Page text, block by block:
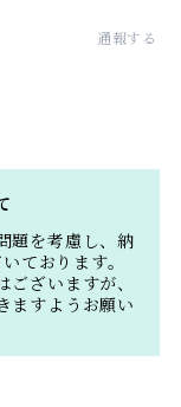
通報する
題を考慮し、納
ております。
ざいますが、
ますようお願い